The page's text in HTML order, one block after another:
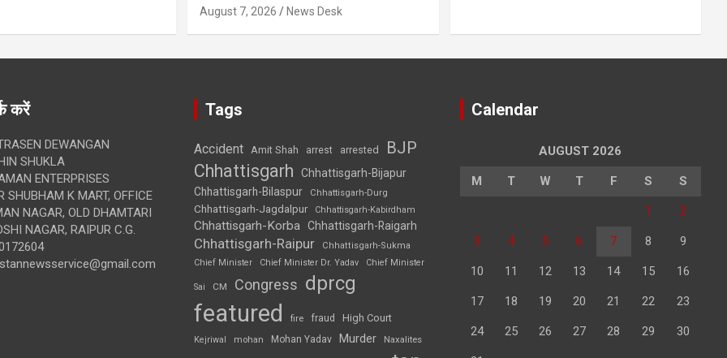
August 7, 2026 News Desk
करें
DEWANGAN
SHUKLA
ENTERPRISES
SHUBHAM K MART, OFFICE
NAGAR, OLD DHAMTARI
NAGAR, RAIPUR C.G.
Tags
Accident Amit Shah arrest arrested BJP
Chhattisgarh
Chhattisgarh-Bijapur
Chhattisgarh-Bilaspur
Chhattisgarh-Durg
Chhattisgarh-Jagdalpur Chhattisgarh-Kabirdham
Chhattisgarh-Korba Chhattisgarh-Raigarh
Chhattisgarh-Raipur
Chhattisgarh-Sukma
Chief Minister
Chief Minister Dr. Yadav Chief Minister
Sai CM Congress dprcg
featured fire fraud High Court
Kejriwal mohan Mohan Yadav Murder Naxalites
Calendar
AUGUST 2026
M T W T F S S
1 2
3 4 5 6 7 8 9
10 11 12 13 14 15 16
17 18 19 20 21 22 23
24 25 26 27 28 29 30